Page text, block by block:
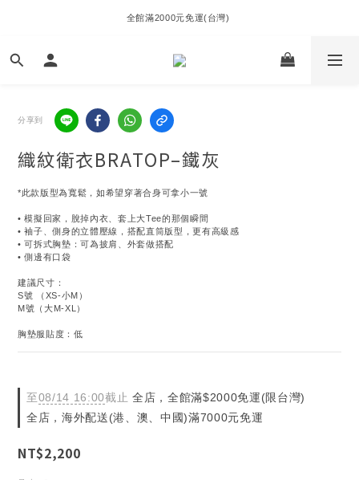
全館滿2000元免運(台灣)
分享到
織紋衛衣BRATOP–鐵灰
*此款版型為寬鬆，如希望穿著合身可拿小一號
• 模擬回家，脫掉內衣、套上大Tee的那個瞬間
• 袖子、側身的立體壓線，搭配直筒版型，更有高級感
• 可拆式胸墊：可為披肩、外套做搭配
• 側邊有口袋
建議尺寸：
S號 （XS-小M）
M號（大M-XL）
胸墊服貼度：低
至08/14 16:00截止 全店，全館滿$2000免運(限台灣)
全店，海外配送(港、澳、中國)滿7000元免運
NT$2,200